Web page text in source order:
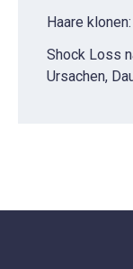
Haare
Shock Loss
Ursachen,